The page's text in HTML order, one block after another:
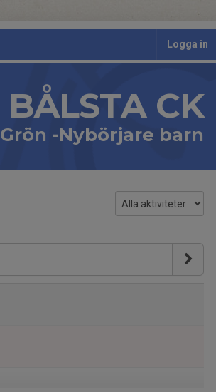
Logga in
BÅLSTA CK
Grön -Nybörjare barn